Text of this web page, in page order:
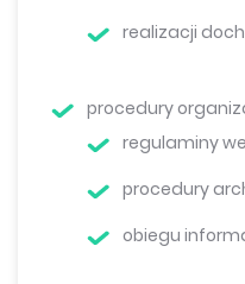
realizacji
procedury
regulaminy
procedury
obiegu